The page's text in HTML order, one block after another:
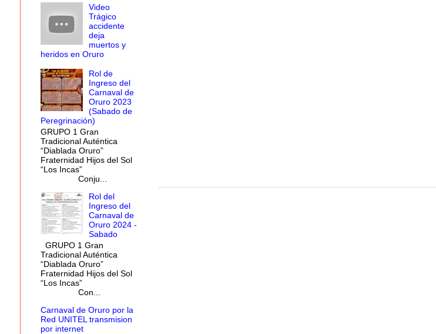
Video
Trágico
accidente
deja
muertos y
heridos en Oruro
Rol de
Ingreso del
Carnaval de
Oruro 2023
(Sabado de
Peregrinación)
GRUPO 1 Gran
Tradicional Auténtica
“Diablada Oruro”
Fraternidad Hijos del Sol
“Los Incas”
Conju...
Rol del
Ingreso del
Carnaval de
Oruro 2024 -
Sabado
GRUPO 1 Gran
Tradicional Auténtica
“Diablada Oruro”
Fraternidad Hijos del Sol
“Los Incas”
Con...
Carnaval de Oruro por la
Red UNITEL transmision
por internet